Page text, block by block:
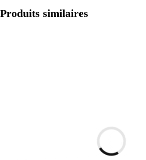
Produits similaires